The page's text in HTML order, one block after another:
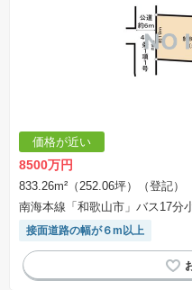
価格が近い
8500万円
833.26m²（252.06坪）（登記）
南海本線「和歌山市」バス17分
接面道路の幅が６m以上